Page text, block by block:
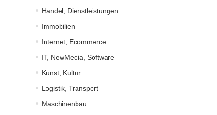
Handel, Dienstleistungen
Immobilien
Internet, Ecommerce
IT, NewMedia, Software
Kunst, Kultur
Logistik, Transport
Maschinenbau